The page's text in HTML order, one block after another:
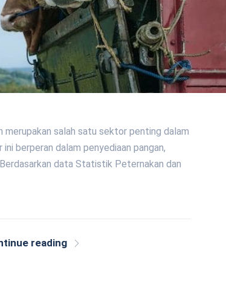
salah satu sektor penting dalam
berperan dalam penyediaan pangan,
data Statistik Peternakan dan
reading